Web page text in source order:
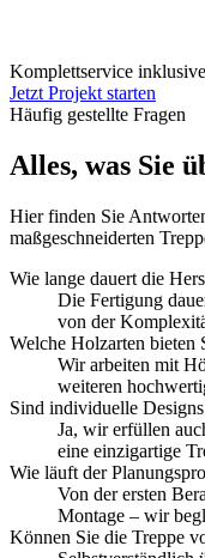
Komplettservice
Jetzt Projekt starten
Häufig gestellte Fragen
Alles, was Sie
Hier finden Sie
maßgeschneiderten
Wie lange dauert die
Die Fertigung
von der
Welche Holzarten bieten
Wir arbeiten mit
weiteren
Sind individuelle
Ja, wir erfüllen
eine einzigartige
Wie läuft der
Von der ersten
Montage – wir
Können Sie die Treppe